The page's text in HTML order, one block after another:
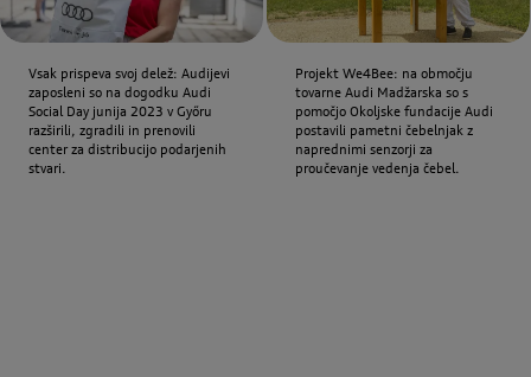
Vsak prispeva svoj delež: Audijevi
zaposleni so na dogodku Audi
Social Day junija 2023 v Győru
razširili, zgradili in prenovili
center za distribucijo podarjenih
stvari.
Projekt We4Bee: na območju
tovarne Audi Madžarska so s
pomočjo Okoljske fundacije Audi
postavili pametni čebelnjak z
naprednimi senzorji za
proučevanje vedenja čebel.